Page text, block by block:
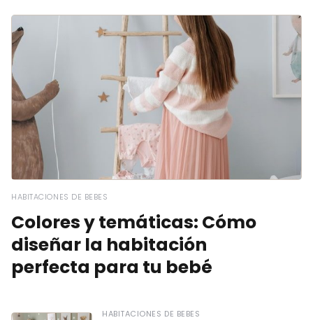
HABITACIONES DE BEBES
Colores y temáticas: Cómo
diseñar la habitación
perfecta para tu bebé
HABITACIONES DE BEBES